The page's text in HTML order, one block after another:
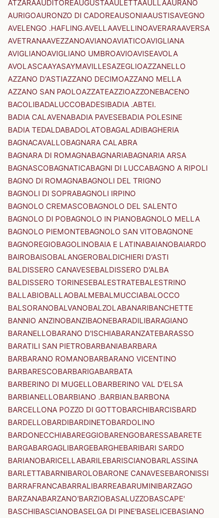
ATZARAAUDITOREAUGUSTAAULETTAAULLAAURANO
AURIGOAURONZO DI CADOREAUSONIAAUSTISAVEGNO
AVELENGO .HAFLING.AVELLAAVELLINOAVERARAAVERSA
AVETRANAAVEZZANOAVIANOAVIATICOAVIGLIANA
AVIGLIANOAVIGLIANO UMBROAVIOAVISEAVOLA
AVOLASCAAYASAYMAVILLESAZEGLIOAZZANELLO
AZZANO D'ASTIAZZANO DECIMOAZZANO MELLA
AZZANO SAN PAOLOAZZATEAZZIOAZZONEBACENO
BACOLIBADALUCCOBADESIBADIA .ABTEI.
BADIA CALAVENABADIA PAVESEBADIA POLESINE
BADIA TEDALDABADOLATOBAGALADIBAGHERIA
BAGNACAVALLOBAGNARA CALABRA
BAGNARA DI ROMAGNABAGNARIABAGNARIA ARSA
BAGNASCOBAGNATICABAGNI DI LUCCABAGNO A RIPOLI
BAGNO DI ROMAGNABAGNOLI DEL TRIGNO
BAGNOLI DI SOPRABAGNOLI IRPINO
BAGNOLO CREMASCOBAGNOLO DEL SALENTO
BAGNOLO DI POBAGNOLO IN PIANOBAGNOLO MELLA
BAGNOLO PIEMONTEBAGNOLO SAN VITOBAGNONE
BAGNOREGIOBAGOLINOBAIA E LATINABAIANOBAIARDO
BAIROBAISOBALANGEROBALDICHIERI D'ASTI
BALDISSERO CANAVESEBALDISSERO D'ALBA
BALDISSERO TORINESEBALESTRATEBALESTRINO
BALLABIOBALLAOBALMEBALMUCCIABALOCCO
BALSORANOBALVANOBALZOLABANARIBANCHETTE
BANNIO ANZINOBANZIBAONEBARADILIBARAGIANO
BARANELLOBARANO D'ISCHIABARANZATEBARASSO
BARATILI SAN PIETROBARBANIABARBARA
BARBARANO ROMANOBARBARANO VICENTINO
BARBARESCOBARBARIGABARBATA
BARBERINO DI MUGELLOBARBERINO VAL D'ELSA
BARBIANELLOBARBIANO .BARBIAN.BARBONA
BARCELLONA POZZO DI GOTTOBARCHIBARCISBARD
BARDELLOBARDIBARDINETOBARDOLINO
BARDONECCHIABAREGGIOBARENGOBARESSABARETE
BARGABARGAGLIBARGEBARGHEBARIBARI SARDO
BARIANOBARICELLABARILEBARISCIANOBARLASSINA
BARLETTABARNIBAROLOBARONE CANAVESEBARONISSI
BARRAFRANCABARRALIBARREABARUMINIBARZAGO
BARZANABARZANO'BARZIOBASALUZZOBASCAPE'
BASCHIBASCIANOBASELGA DI PINE'BASELICEBASIANO